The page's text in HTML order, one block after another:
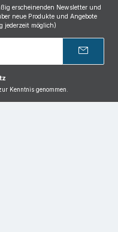
erscheinenden Newsletter und
neue Produkte und Angebote
jederzeit möglich)
Kenntnis genommen.